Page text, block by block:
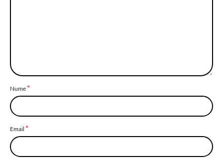
Nume *
Email *